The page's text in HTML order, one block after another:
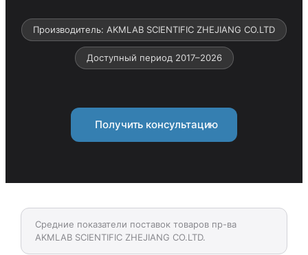
Производитель: AKMLAB SCIENTIFIC ZHEJIANG CO.LTD
Доступный период 2017–2026
Получить консультацию
Средние показатели поставок товаров пр-ва
AKMLAB SCIENTIFIC ZHEJIANG CO.LTD.